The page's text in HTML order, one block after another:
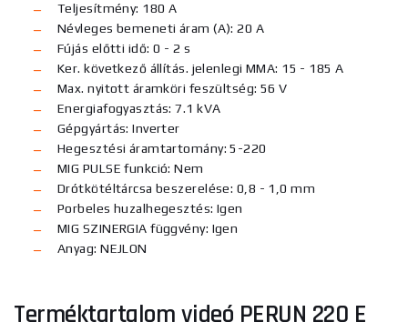
Teljesítmény: 180 A
Névleges bemeneti áram (A): 20 A
Fújás előtti idő: 0 - 2 s
Ker. következő állítás. jelenlegi MMA: 15 - 185 A
Max. nyitott áramköri feszültség: 56 V
Energiafogyasztás: 7.1 kVA
Gépgyártás: Inverter
Hegesztési áramtartomány: 5-220
MIG PULSE funkció: Nem
Drótkötéltárcsa beszerelése: 0,8 - 1,0 mm
Porbeles huzalhegesztés: Igen
MIG SZINERGIA függvény: Igen
Anyag: NEJLON
Terméktartalom videó PERUN 220 E